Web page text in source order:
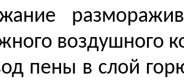
воздушного
пены в слой